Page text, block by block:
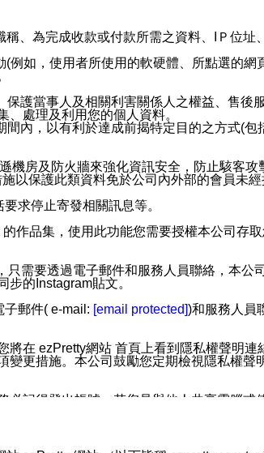
、為完成收款或付款所需之資料、IＰ位址
如，使用者所使用的軟硬體、所點選的
護當事人及相關利害關係人之權益、售後
處理及利用您的個人資料。
內，以有利於達成前揭特定目的之方式(包
房及防火牆來強化資訊安全，防止駭客攻
以保護此類資料免於公司內外部的會員未經
求停止寄發相關訊息等。
作品集，使用此功能您需要授權本公司存
需要透過電子郵件和服務人員聯絡，本公
的Instagram貼文。
郵件( e-mail: [email protected])和服務人員
在 ezPretty網站 首頁上看到隱私權聲明
更措施。本公司鼓勵您定期檢視隱私權聲
記得登出帳號。若您是與他人共享電腦或
供您參考。您能依照該資料或電子郵件所